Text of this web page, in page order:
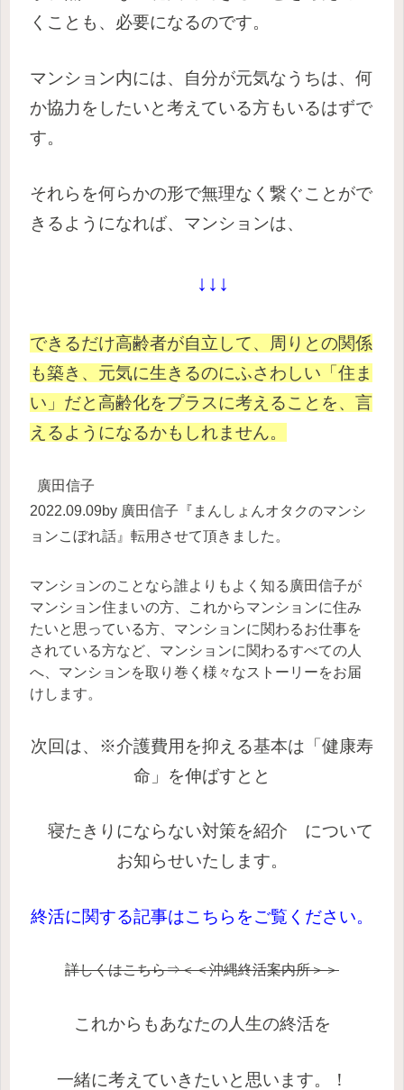
くことも、必要になるのです。
マンション内には、自分が元気なうちは、何
か協力をしたいと考えている方もいるはずで
す。
それらを何らかの形で無理なく繋ぐことがで
きるようになれば、マンションは、
↓↓↓
できるだけ高齢者が自立して、周りとの関係
も築き、元気に生きるのにふさわしい「住ま
い」だと高齢化をプラスに考えることを、言
えるようになるかもしれません。
廣田信子
2022.09.09by 廣田信子『まんしょんオタクのマンシ
ョンこぼれ話』 転用させて頂きました。
マンションのことなら誰よりもよく知る廣田信子が
マンション住まいの方、これからマンションに住み
たいと思っている方、マンションに関わるお仕事を
されている方など、マンションに関わるすべての人
へ、マンションを取り巻く様々なストーリーをお届
けします。
次回は、 ※介護費用を抑える基本は「健康寿
命」を伸ばすとと
寝たきりにならない対策を紹介 について
お知らせいたします。
終活に関する記事はこちらをご覧ください。
詳しくはこちら⇒＜＜沖縄終活案内所＞＞
これからもあなたの人生の終活を
一緒に考えていきたいと思います。！